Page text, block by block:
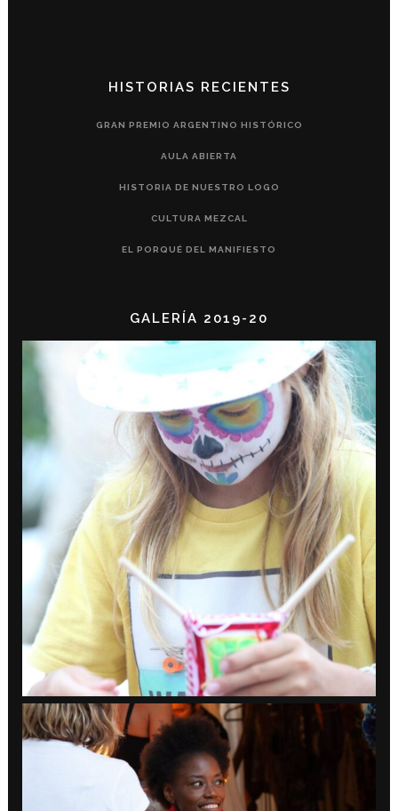
HISTORIAS RECIENTES
GRAN PREMIO ARGENTINO HISTÓRICO
AULA ABIERTA
HISTORIA DE NUESTRO LOGO
CULTURA MEZCAL
EL PORQUÉ DEL MANIFIESTO
GALERÍA 2019-20